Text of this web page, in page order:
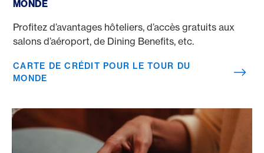
MONDE
Profitez d’avantages hôteliers, d’accès gratuits aux
salons d’aéroport, de Dining Benefits, etc.
CARTE DE CRÉDIT POUR LE TOUR DU
MONDE